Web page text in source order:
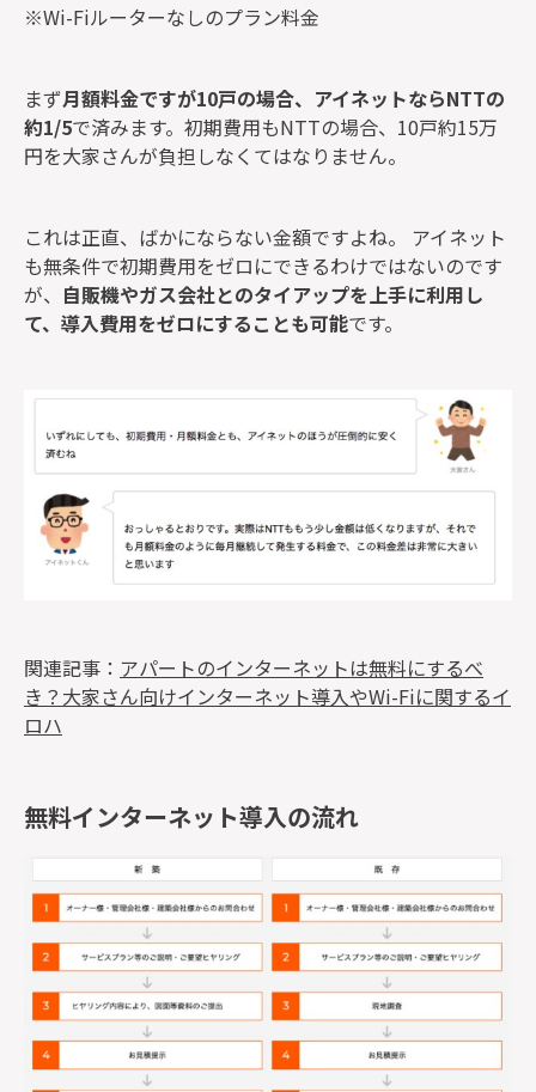
※Wi-Fiルーターなしのプラン料金
まず月額料金ですが10戸の場合、アイネットならNTTの
約1/5で済みます。初期費用もNTTの場合、10戸約15万
円を大家さんが負担しなくてはなりません。
これは正直、ばかにならない金額ですよね。 アイネット
も無条件で初期費用をゼロにできるわけではないのです
が、 自販機やガス会社とのタイアップを上手に利用し
て、導入費用をゼロにすることも可能です。
関連記事： アパートのインターネットは無料にするべ
き？大家さん向けインターネット導入やWi-Fiに関するイ
ロハ
無料インターネット導入の流れ